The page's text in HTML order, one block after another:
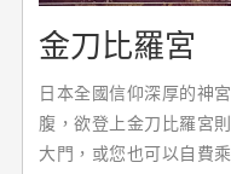
金刀比羅宮
日本全國信仰深厚的神
腹，欲登上金刀比羅宮
大門，或您也可以自費